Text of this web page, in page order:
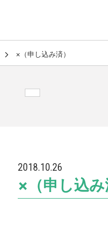
×（申し込み済）
2018.10.26
×（申し込